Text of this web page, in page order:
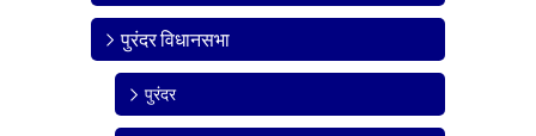
पुरंदर विधानसभा
पुरंदर